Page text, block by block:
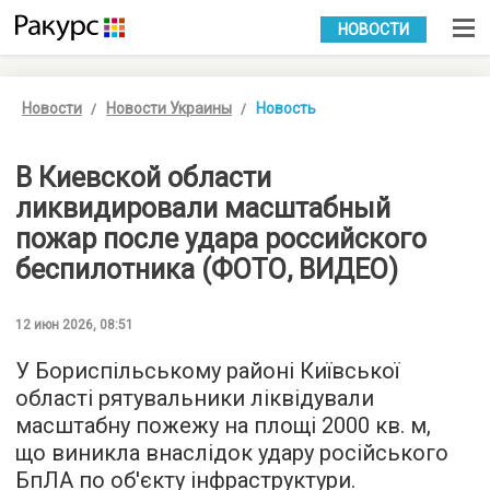
УКР РУС
НОВОСТИ
Новости Новости Украины Новость
В Киевской области
ликвидировали масштабный
пожар после удара российского
беспилотника (ФОТО, ВИДЕО)
12 июн 2026, 08:51
У Бориспільському районі Київської
області рятувальники ліквідували
масштабну пожежу на площі 2000 кв. м,
що виникла внаслідок удару російського
БпЛА по об'єкту інфраструктури.